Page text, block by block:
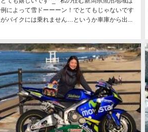
例によって雪ドーーーン！でとてもじゃないです
がバイクには乗れません…というか車庫から出...